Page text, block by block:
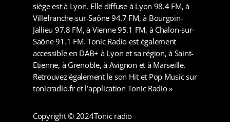
siège est à Lyon. Elle diffuse à Lyon 98.4 FM, à
Villefranche-sur-Saône 94.7 FM, à Bourgoin-
Jallieu 97.8 FM, à Vienne 95.1 FM, à Chalon-sur-
Saône 91.1 FM. Tonic Radio est également
accessible en DAB+ à Lyon et sa région, à Saint-
Etienne, à Grenoble, à Avignon et à Marseille.
Retrouvez également le son Hit et Pop Music sur
tonicradio.fr et l’application Tonic Radio »
Copyright © 2024Tonic radio